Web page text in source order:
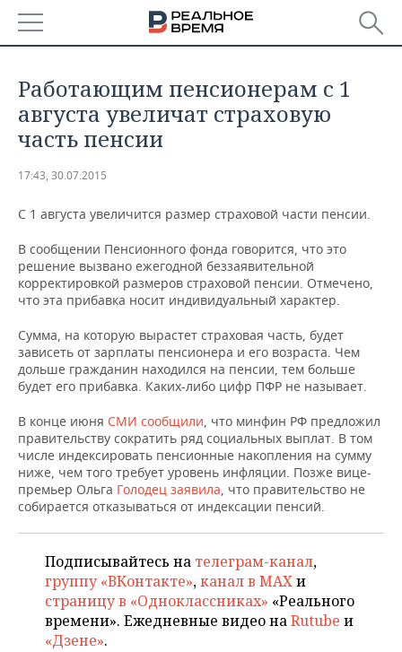
БАШКОРТОСТАН
ТАТАРСТАН
НОВОСТИ
АНАЛИТИКА
КОРОЛИ ГОСЗАКАЗА ПФО
ВУЗЫ ТАТАРСТАНА
КОМУ ПРИНАДЛЕЖАТ
ТОРГОВЫЕ ЦЕНТРЫ
ТАТАРСТАНА
ФИНАНСЫ
БЮДЖЕТ
ИНВЕСТИЦИИ
НОВОСТИ
ПРОМЫШЛЕННОСТИ
МАШИНОСТРОЕНИЕ
НЕФТЬ
ОПК
ЭНЕРГЕТИКА
НЕДВИЖИМОСТЬ
НОВОСТИ НЕДВИЖИМОСТИ
НОВОСТИ АВТО
БИЗНЕС
НОВОСТИ БИЗНЕСА
РОЗНИЧНАЯ ТОРГОВЛЯ
ТРАНСПОРТ
УСЛУГИ
ТЕХНОЛОГИИ
НОВОСТИ ТЕХНОЛОГИЙ
IT
МЕДИА
ТЕЛЕКОММУНИКАЦИИ
МЕРОПРИЯТИЯ
НОВОСТИ МЕРОПРИЯТИЙ
ВЫЕЗДНАЯ РЕДАКЦИЯ
БИЗНЕС-БРАНЧИ
ONLINE-КОНФЕРЕНЦИИ
ОТКРЫТАЯ ЛЕКЦИЯ
СПОРТ
НОВОСТИ СПОРТА
ФУТБОЛ
ХОККЕЙ
БАСКЕТБОЛ
ОБЩЕСТВО
НОВОСТИ ОБЩЕСТВА
ВЛАСТЬ
ИНФРАСТРУКТУРА
ФОТОГАЛЕРЕЯ
СЮЖЕТЫ
СПРАВОЧНИК
​Работающим пенсионерам с 1
августа увеличат страховую
часть пенсии
17:43, 30.07.2015
С 1 августа увеличится размер страховой части пенсии.
В сообщении Пенсионного фонда говорится, что это
решение вызвано ежегодной беззаявительной
корректировкой размеров страховой пенсии. Отмечено,
что эта прибавка носит индивидуальный характер.
Сумма, на которую вырастет страховая часть, будет
зависеть от зарплаты пенсионера и его возраста. Чем
дольше гражданин находился на пенсии, тем больше
будет его прибавка. Каких-либо цифр ПФР не называет.
В конце июня СМИ сообщили, что минфин РФ предложил
правительству сократить ряд социальных выплат. В том
числе индексировать пенсионные накопления на сумму
ниже, чем того требует уровень инфляции. Позже вице-
премьер Ольга Голодец заявила, что правительство не
собирается отказываться от индексации пенсий.
Подписывайтесь на телеграм-канал,
группу «ВКонтакте»,канал в MAXи
страницу в «Одноклассниках» «Реального
времени». Ежедневные видео наRutube и
«Дзене».